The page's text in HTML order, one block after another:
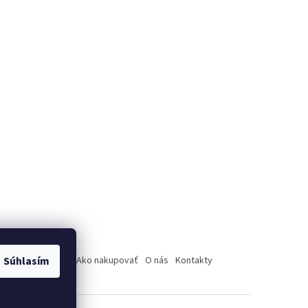
Súhlasím
od zmluvy Ako nakupovať O nás Kontakty